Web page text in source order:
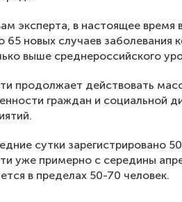
эксперта, в настоящее время
65 новых случаев заболевания
выше среднероссийского
продолжает действовать
граждан и социальной
сутки зарегистрировано
уже примерно с середины
в пределах 50-70 человек.